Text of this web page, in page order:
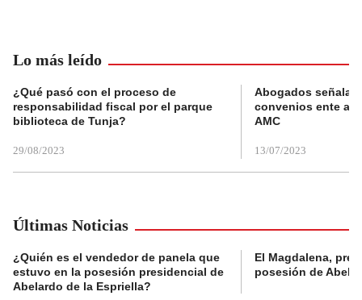
Lo más leído
¿Qué pasó con el proceso de
responsabilidad fiscal por el parque
biblioteca de Tunja?
29/08/2023
Abogados
convenios ente
AMC
13/07/2023
Últimas Noticias
¿Quién es el vendedor de panela que
estuvo en la posesión presidencial de
Abelardo de la Espriella?
El Magdalena,
posesión de